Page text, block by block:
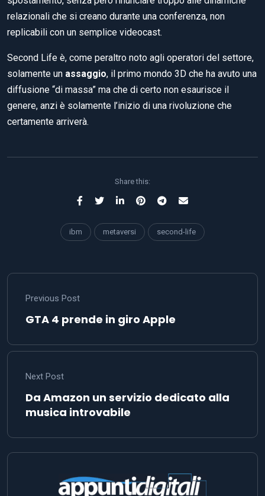
relazionali che si creano durante una conferenza, non
replicabili con un semplice videocast.
Second Life è, come peraltro noto agli operatori del settore,
solamente un assaggio, il primo mondo 3D che ha avuto una
diffusione “di massa” ma che di certo non esaurisce il
genere, anzi è solamente l’inizio di una rivoluzione che
certamente arriverà.
Share this:
ibm metaversi second-life
Previous Post
GTA 4 prende in giro Apple
Next Post
Da Amazon un servizio dedicato alla
musica introvabile